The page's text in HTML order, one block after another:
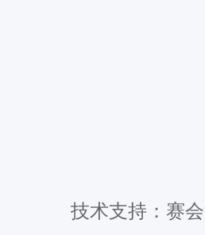
技术支持：赛